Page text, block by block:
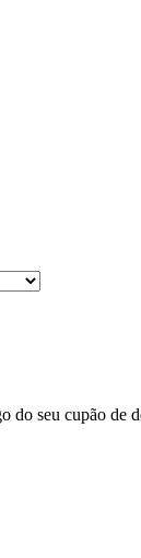
do seu cupão de